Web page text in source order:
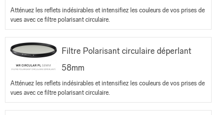
Atténuez les reflets indésirables et intensifiez les couleurs de vos prises de
vues avec ce filtre polarisant circulaire.
Filtre Polarisant circulaire déperlant
58mm
Atténuez les reflets indésirables et intensifiez les couleurs de vos prises de
vues avec ce filtre polarisant circulaire.